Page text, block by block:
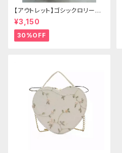
【アウトレット】ゴシックロリータ
ゴールドクラウン＆ホーン(ヴェ
ール付き)
¥3,150
30%OFF